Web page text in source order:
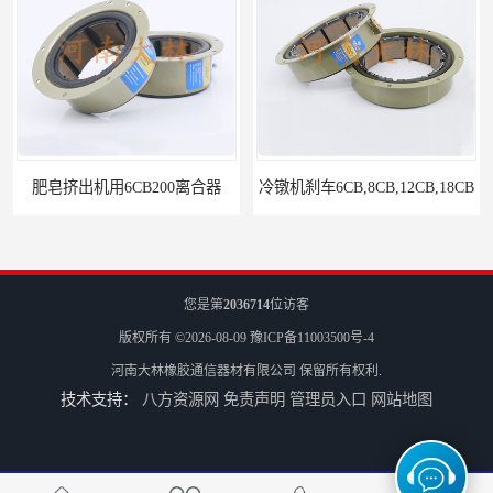
肥皂挤出机用6CB200离合器 冷镦机刹车6CB,8CB,12CB,18CB
冷镦机电机用小型8CB250离合器制动器刹车
您是第2036714位访客
版权所有 ©2026-08-09 豫ICP备11003500号-4
河南大林橡胶通信器材有限公司 保留所有权利.
技术支持： 八方资源网 免责声明 管理员入口 网站地图